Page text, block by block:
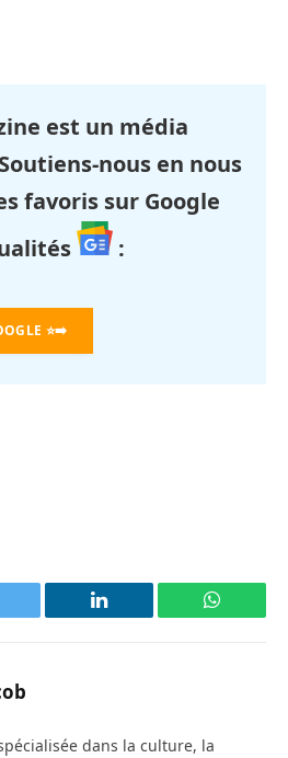
est un média
nous en nous
favoris sur Google
:
⭐➡️
LinkedIn
dans la culture, la